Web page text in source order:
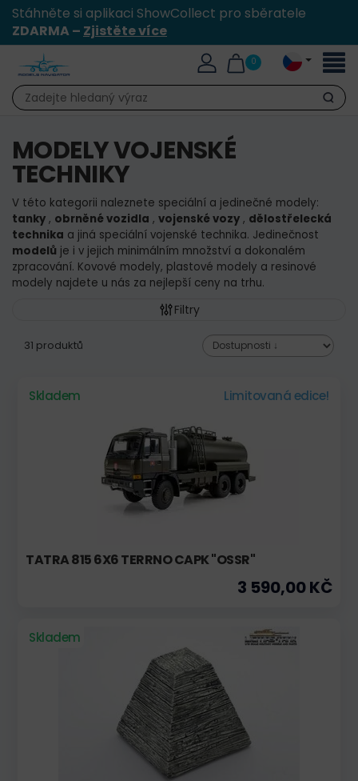
Stáhněte si aplikaci ShowCollect pro sběratele
ZDARMA – Zjistěte více
0
Hledat
MODELY VOJENSKÉ
TECHNIKY
V této kategorii naleznete speciální a jedinečné modely:
tanky , obrněné vozidla , vojenské vozy , dělostřelecká
technika a jiná speciální vojenské technika. Jedinečnost
modelů je i v jejich minimálním množství a dokonalém
zpracování. Kovové modely, plastové modely a resinové
modely najdete u nás za nejlepší ceny na trhu.
Filtry
31 produktů
Skladem Limitovaná edice!
TATRA 815 6X6 TERRNO CAPK "OSSR"
3 590,00 KČ
Skladem